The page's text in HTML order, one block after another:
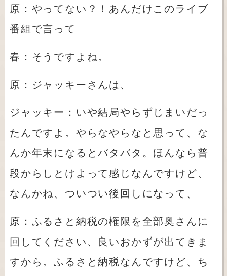
原：やってない？！あんだけこのライブ
番組で言って
春：そうですよね。
原：ジャッキーさんは、
ジャッキー：いや結局やらずじまいだっ
たんですよ。やらなやらなと思って、な
んか年末になるとバタバタ。ほんなら普
段からしとけよって感じなんですけど、
なんかね、ついつい後回しになって、
原：ふるさと納税の権限を全部奥さんに
回してください、良いおかずが出てきま
すから。ふるさと納税なんですけど、ち